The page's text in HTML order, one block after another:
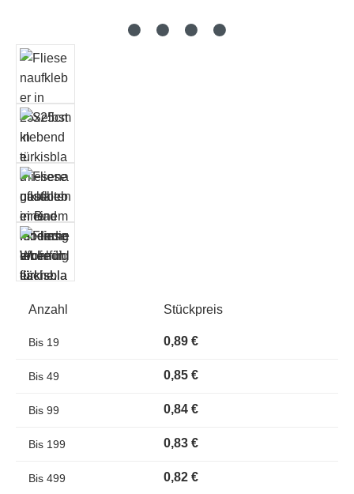
Anzahl Stückpreis
Bis 19 0,89 €
Bis 49 0,85 €
Bis 99 0,84 €
Bis 199 0,83 €
Bis 499 0,82 €